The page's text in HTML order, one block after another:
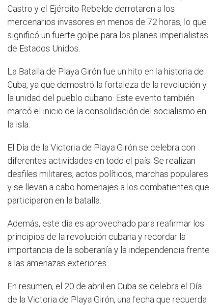
Castro y el Ejército Rebelde derrotaron a los
mercenarios invasores en menos de 72 horas, lo que
significó un fuerte golpe para los planes imperialistas
de Estados Unidos.
La Batalla de Playa Girón fue un hito en la historia de
Cuba, ya que demostró la fortaleza de la revolución y
la unidad del pueblo cubano. Este evento también
marcó el inicio de la consolidación del socialismo en
la isla.
El Día de la Victoria de Playa Girón se celebra con
diferentes actividades en todo el país. Se realizan
desfiles militares, actos políticos, marchas populares
y se llevan a cabo homenajes a los combatientes que
participaron en la batalla.
Además, este día es aprovechado para reafirmar los
principios de la revolución cubana y recordar la
importancia de la soberanía y la independencia frente
a las amenazas exteriores.
En resumen, el 20 de abril en Cuba se celebra el Día
de la Victoria de Playa Girón, una fecha que recuerda